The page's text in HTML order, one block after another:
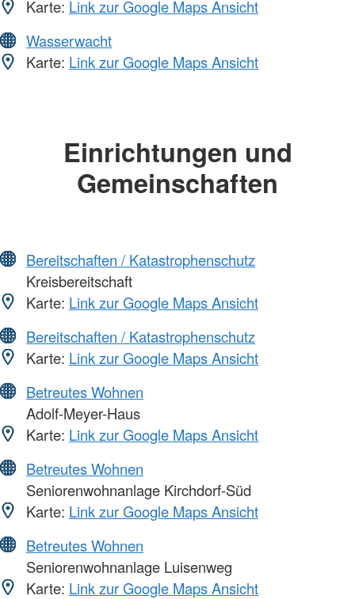
Karte: Link zur Google Maps Ansicht
Wasserwacht
Karte: Link zur Google Maps Ansicht
Einrichtungen und
Gemeinschaften
Bereitschaften / Katastrophenschutz
Kreisbereitschaft
Karte: Link zur Google Maps Ansicht
Bereitschaften / Katastrophenschutz
Karte: Link zur Google Maps Ansicht
Betreutes Wohnen
Adolf-Meyer-Haus
Karte: Link zur Google Maps Ansicht
Betreutes Wohnen
Seniorenwohnanlage Kirchdorf-Süd
Karte: Link zur Google Maps Ansicht
Betreutes Wohnen
Seniorenwohnanlage Luisenweg
Karte: Link zur Google Maps Ansicht